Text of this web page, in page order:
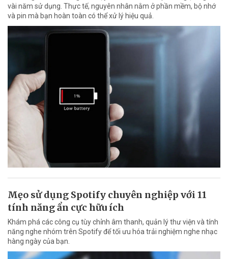
vài năm sử dụng. Thực tế, nguyên nhân nằm ở phần mềm, bộ nhớ
và pin mà bạn hoàn toàn có thể xử lý hiệu quả.
Mẹo sử dụng Spotify chuyên nghiệp với 11
tính năng ẩn cực hữu ích
Khám phá các công cụ tùy chỉnh âm thanh, quản lý thư viện và tính
năng nghe nhóm trên Spotify để tối ưu hóa trải nghiệm nghe nhạc
hàng ngày của bạn.